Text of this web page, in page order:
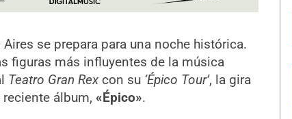
se prepara para una noche histórica.
figuras más influyentes de la música
Teatro Gran Rexcon su ‘Épico Tour’, la gira
álbum, «Épico».